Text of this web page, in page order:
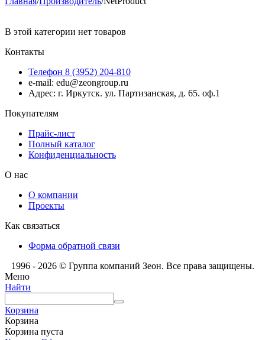
В этой категории нет товаров
Контакты
Телефон 8 (3952) 204-810
e-mail: edu@zeongroup.ru
Адрес: г. Иркутск. ул. Партизанская, д. 65. оф.1
Покупателям
Прайс-лист
Полный каталог
Конфиденциальность
О нас
О компании
Проекты
Как связаться
Форма обратной связи
1996 - 2026 © Группа компаний Зеон. Все права защищены.
Меню
Найти
Корзина
Корзина
Корзина пуста